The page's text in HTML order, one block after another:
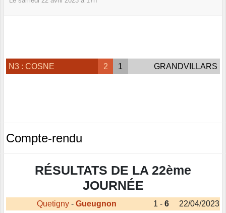
N3 : COSNE 2 1 GRANDVILLARS
Compte-rendu
RÉSULTATS DE LA 22ème
JOURNÉE
Quetigny- Gueugnon 1 - 6
22/04/2023